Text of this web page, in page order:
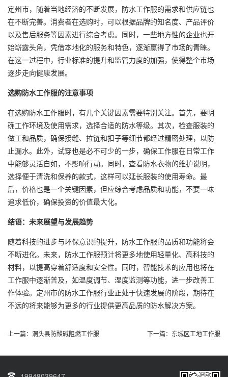
定州市，随着当地经济的不断发展，防水工作服的需求和供应链也
在不断完善。消费者在选购时，可以根据品牌的知名度、产品评价
以及售后服务等因素进行综合考虑。同时，一些地方性的企业也开
始崭露头角，凭借本地化的服务和特色，逐渐赢得了市场的青睐。
在这一过程中，行业标准的提升和监管力度的加强，使得整个市场
逐步走向健康发展。
选购防水工作服的注意事项
在选购防水工作服时，有几个关键因素需要特别关注。首先，要明
确工作环境及使用需求，选择合适的防水等级。其次，检查服装的
做工和品质，确保接缝、拉链和扣子等细节都经过精密处理，以防
止漏水。此外，试穿也是必不可少的一步，确保工作服在日常工作
中能够灵活自如，不影响行动。同时，查看防水衣物的维护说明，
选择便于清洗和保养的款式，这样可以延长服装的使用寿命。最
后，价格也是一个关键因素，但应综合考虑品质和功能，不要一味
追求低价，确保投资的价值最大化。
结语：未来展望与发展趋势
随着科技的进步与环保意识的提升，防水工作服的品质和功能将会
不断进化。未来，防水工作服预计将更多地使用轻量化、高科技的
材料，以提高穿着舒适度和安全性。同时，智能技术的应用也将在
工作服中逐渐普及，如温度调节、湿度监测等功能，进一步改善工
作体验。定州市的防水工作服行业正处于快速发展的阶段，期待在
不远的将来能够为更多的行业提供更高品质的防水解决方案。
上一篇： 洞头县防酸碱阻燃工作服 下一篇： 东城区工地工作服